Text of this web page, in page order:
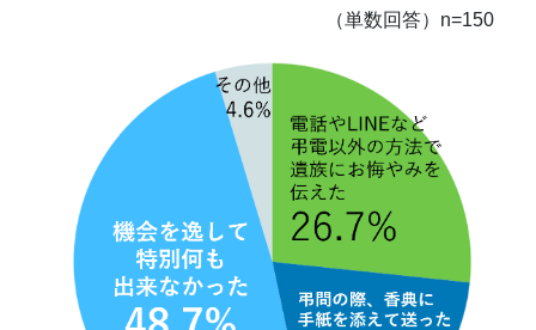
（単数回答）n=150